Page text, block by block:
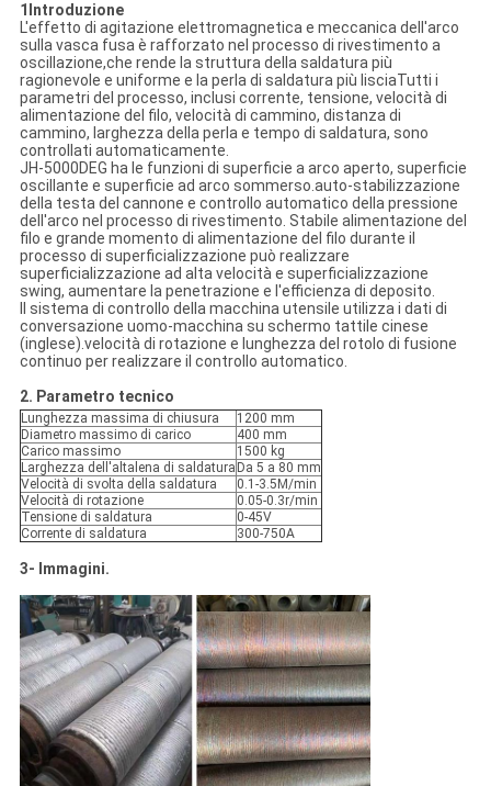
1Introduzione
L'effetto di agitazione elettromagnetica e meccanica dell'arco
sulla vasca fusa è rafforzato nel processo di rivestimento a
oscillazione,che rende la struttura della saldatura più
ragionevole e uniforme e la perla di saldatura più lisciaTutti i
parametri del processo, inclusi corrente, tensione, velocità di
alimentazione del filo, velocità di cammino, distanza di
cammino, larghezza della perla e tempo di saldatura, sono
controllati automaticamente.
JH-5000DEG ha le funzioni di superficie a arco aperto, superficie
oscillante e superficie ad arco sommerso.auto-stabilizzazione
della testa del cannone e controllo automatico della pressione
dell'arco nel processo di rivestimento. Stabile alimentazione del
filo e grande momento di alimentazione del filo durante il
processo di superficializzazione può realizzare
superficializzazione ad alta velocità e superficializzazione
swing, aumentare la penetrazione e l'efficienza di deposito.
Il sistema di controllo della macchina utensile utilizza i dati di
conversazione uomo-macchina su schermo tattile cinese
(inglese).velocità di rotazione e lunghezza del rotolo di fusione
continuo per realizzare il controllo automatico.
2. Parametro tecnico
Lunghezza massima di chiusura
1200 mm
Diametro massimo di carico
400 mm
Carico massimo
1500 kg
Larghezza dell'altalena di saldatura Da 5 a 80 mm
Velocità di svolta della saldatura
0.1-3.5M/min
Velocità di rotazione
0.05-0.3r/min
Tensione di saldatura
0-45V
Corrente di saldatura
300-750A
3- Immagini.